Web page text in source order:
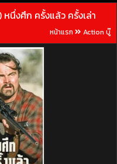
นึ่งศึก ครั้งแล้ว ครั้งเล่า
หน้าแรก Action บู๊